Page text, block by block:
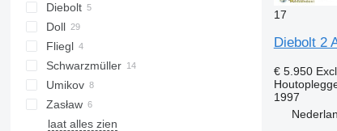
C-series
Diebolt
Doll
A-series
Logo
Fliegl
SDS
T-series
S-series
S-series
SN
MNL
S-series
NV
ROC
Kaiser
Schwarzmüller
Umikov
36
Zasław
D-series
laat alles zien
17
Diebolt 2
€ 5.950
1997